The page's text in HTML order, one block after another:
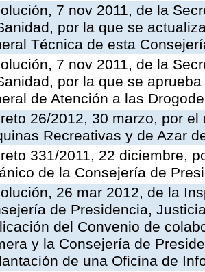
7 nov 2011, de la
por la que se
Técnica de esta
7 nov 2011, de la
por la que se
de Atención a las
26/2012, 30 marzo, por
Recreativas y de Azar
331/2011, 22 diciembre,
de la Consejería de
26 mar 2012, de la
de Presidencia,
del Convenio de
y la Consejería de
de una Oficina de